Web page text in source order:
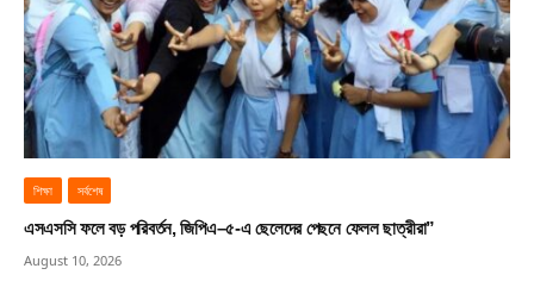
শিক্ষা সর্বশেষ
এসএসসি ফলে বড় পরিবর্তন, জিপিএ–৫-এ ছেলেদের পেছনে ফেলল ছাত্রীরা”
August 10, 2026